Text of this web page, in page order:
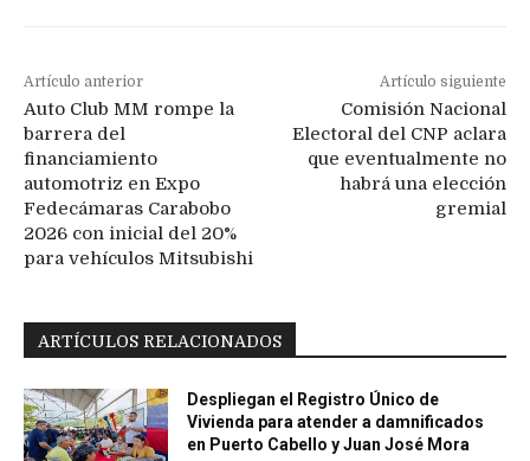
Artículo anterior
Auto Club MM rompe la
barrera del
financiamiento
automotriz en Expo
Fedecámaras Carabobo
2026 con inicial del 20%
para vehículos Mitsubishi
Artículo siguiente
Comisión Nacional
Electoral del CNP aclara
que eventualmente no
habrá una elección
gremial
ARTÍCULOS RELACIONADOS
Despliegan el Registro Único de
Vivienda para atender a damnificados
en Puerto Cabello y Juan José Mora